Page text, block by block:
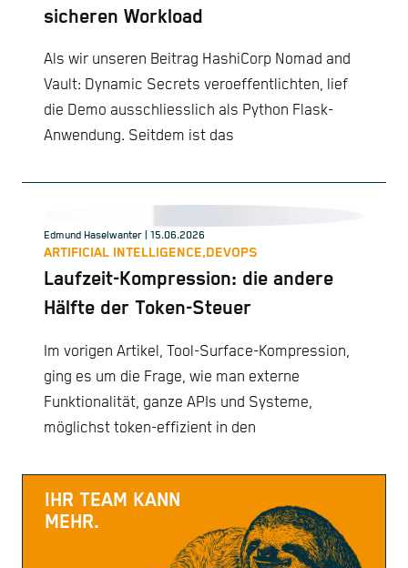
sicheren Workload
Als wir unseren Beitrag HashiCorp Nomad and
Vault: Dynamic Secrets veroeffentlichten, lief
die Demo ausschliesslich als Python Flask-
Anwendung. Seitdem ist das
Edmund Haselwanter | 15.06.2026
ARTIFICIAL INTELLIGENCE,DEVOPS
Laufzeit-Kompression: die andere
Hälfte der Token-Steuer
Im vorigen Artikel, Tool-Surface-Kompression,
ging es um die Frage, wie man externe
Funktionalität, ganze APIs und Systeme,
möglichst token-effizient in den
IHR TEAM KANN
MEHR.